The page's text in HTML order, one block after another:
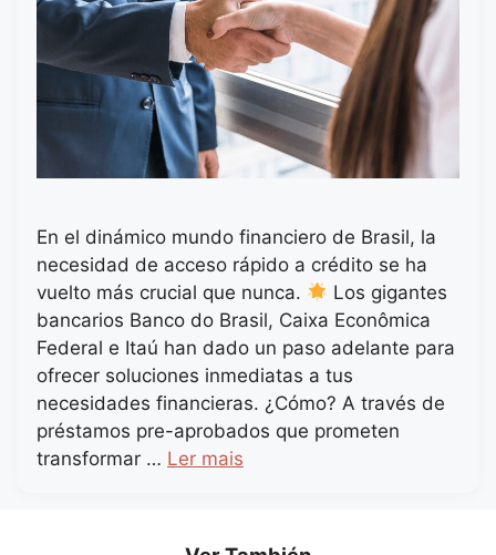
En el dinámico mundo financiero de Brasil, la
necesidad de acceso rápido a crédito se ha
vuelto más crucial que nunca.
Los gigantes
bancarios Banco do Brasil, Caixa Econômica
Federal e Itaú han dado un paso adelante para
ofrecer soluciones inmediatas a tus
necesidades financieras. ¿Cómo? A través de
préstamos pre-aprobados que prometen
transformar … Ler mais